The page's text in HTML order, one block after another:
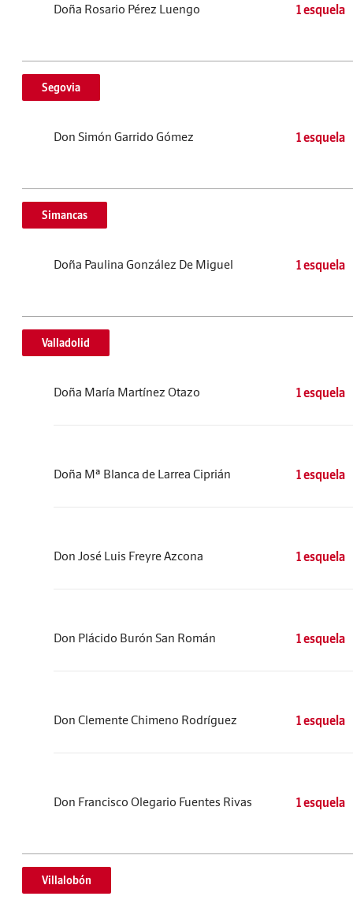
Doña Rosario Pérez Luengo 1 esquela
Segovia
Don Simón Garrido Gómez 1 esquela
Simancas
Doña Paulina González De Miguel 1 esquela
Valladolid
Doña María Martínez Otazo 1 esquela
Doña Mª Blanca de Larrea Ciprián 1 esquela
Don José Luis Freyre Azcona 1 esquela
Don Plácido Burón San Román 1 esquela
Don Clemente Chimeno Rodríguez 1 esquela
Don Francisco Olegario Fuentes Rivas 1 esquela
Villalobón